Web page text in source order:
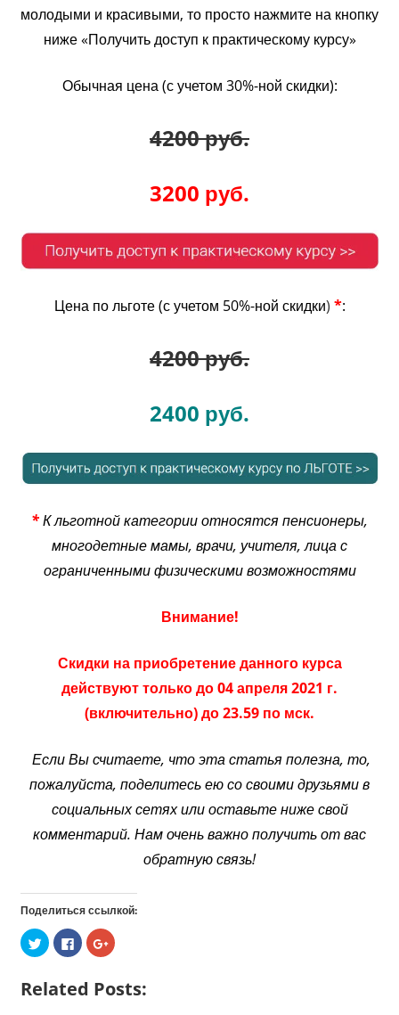
молодыми и красивыми, то просто нажмите на кнопку
ниже «Получить доступ к практическому курсу»
Обычная цена (с учетом 30%-ной скидки):
4200 руб.
3200 руб.
Цена по льготе (с учетом 50%-ной скидки) *:
4200 руб.
2400 руб.
*К льготной категории относятся пенсионеры,
многодетные мамы, врачи, учителя, лица с
ограниченными физическими возможностями
Внимание!
Скидки на приобретение данного курса
действуют только до 04 апреля 2021 г.
(включительно) до 23.59 по мск.
Если Вы считаете, что эта статья полезна, то,
пожалуйста, поделитесь ею со своими друзьями в
социальных сетях или оставьте ниже свой
комментарий. Нам очень важно получить от вас
обратную связь!
Поделиться ссылкой:
Нажмите,
чтобы
поделиться
Twitter
(Открывается
Нажмите
здесь,
чтобы
контентом
на
Нажмите,
чтобы
Google+
(Открывается
Related Posts: